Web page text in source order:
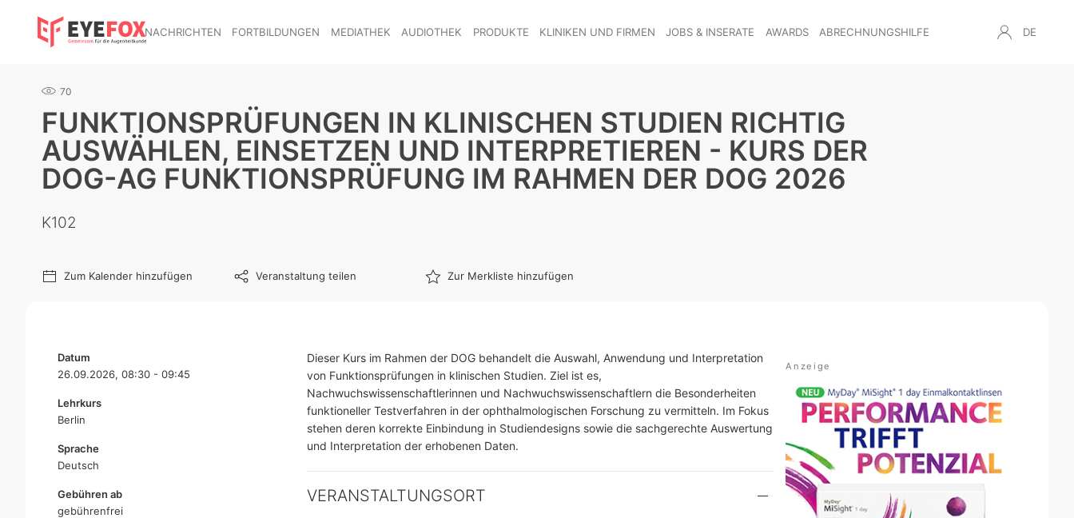
NACHRICHTEN FORTBILDUNGEN MEDIATHEK AUDIOTHEK PRODUKTE KLINIKEN UND FIRMEN JOBS & INSERATE AWARDS ABRECHNUNGSHILFE DE
70
FUNKTIONSPRÜFUNGEN IN KLINISCHEN STUDIEN RICHTIG
AUSWÄHLEN, EINSETZEN UND INTERPRETIEREN - KURS DER
DOG-AG FUNKTIONSPRÜFUNG IM RAHMEN DER DOG 2026
K102
Zum Kalender hinzufügen Veranstaltung teilen Zur Merkliste hinzufügen
Datum
26.09.2026, 08:30 - 09:45
Lehrkurs
Berlin
Sprache
Deutsch
Gebühren ab
gebührenfrei
Dieser Kurs im Rahmen der DOG behandelt die Auswahl, Anwendung und Interpretation
von Funktionsprüfungen in klinischen Studien. Ziel ist es,
Nachwuchswissenschaftlerinnen und Nachwuchswissenschaftlern die Besonderheiten
funktioneller Testverfahren in der ophthalmologischen Forschung zu vermitteln. Im Fokus
stehen deren korrekte Einbindung in Studiendesigns sowie die sachgerechte Auswertung
und Interpretation der erhobenen Daten.
VERANSTALTUNGSORT